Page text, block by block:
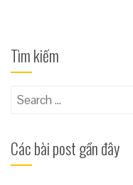
Tìm kiếm
Search
Các bài post gần đây